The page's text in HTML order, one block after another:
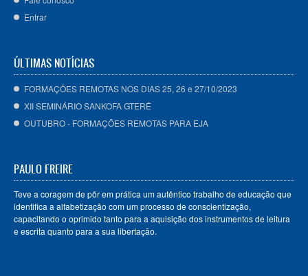
Entrar
ÚLTIMAS NOTÍCIAS
FORMAÇÕES REMOTAS NOS DIAS 25, 26 e 27/10/2023
XII SEMINÁRIO SANKOFA GTERÊ
OUTUBRO - FORMAÇÕES REMOTAS PARA EJA
PAULO FREIRE
Teve a coragem de pôr em prática um autêntico trabalho de educação que
identifica a alfabetização com um processo de conscientização,
capacitando o oprimido tanto para a aquisição dos instrumentos de leitura
e escrita quanto para a sua libertação.